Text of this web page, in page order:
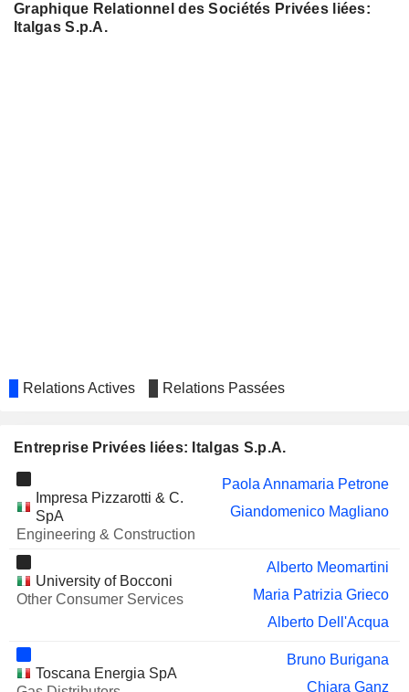
TOFAS TÜRK OTOMOBIL
Alberto Dell'Acqua
ANIMA HOLDING SPA
Maria Patrizia Grieco
Maria Patrizia Grieco
ELIGO S.P.A.
Alberto Dell'Acqua
CLEANBNB S.P.A.
MEGLIOQUESTO S.P.A.
Alberto Dell'Acqua
Graphique Relationnel des Sociétés Privées liées:
Italgas S.p.A.
Relations Actives Relations Passées
Entreprise Privées liées: Italgas S.p.A.
Impresa Pizzarotti & C.
SpA
Engineering & Construction
Paola Annamaria Petrone
Giandomenico Magliano
University of Bocconi
Other Consumer Services
Alberto Meomartini
Maria Patrizia Grieco
Alberto Dell'Acqua
Toscana Energia SpA
Bruno Burigana
Chiara Ganz